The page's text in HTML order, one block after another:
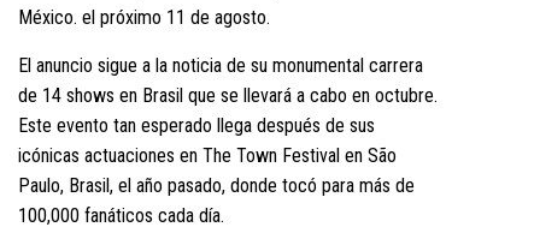
México. el próximo 11 de agosto.
El anuncio sigue a la noticia de su monumental carrera
de 14 shows en Brasil que se llevará a cabo en octubre.
Este evento tan esperado llega después de sus
icónicas actuaciones en The Town Festival en São
Paulo, Brasil, el año pasado, donde tocó para más de
100,000 fanáticos cada día.